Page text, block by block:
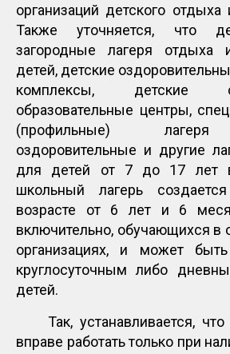
организаций детского
Также уточняется, что
загородные лагеря отдыха
детей, детские
комплексы, детские
образовательные центры,
(профильные) лагеря
оздоровительные и другие
для детей от 7 до 17 лет
школьный лагерь
возрасте от 6 лет и 6
включительно, обучающихся в
организациях, и может
круглосуточным либо
детей.
Так, устанавливается,
вправе работать только при